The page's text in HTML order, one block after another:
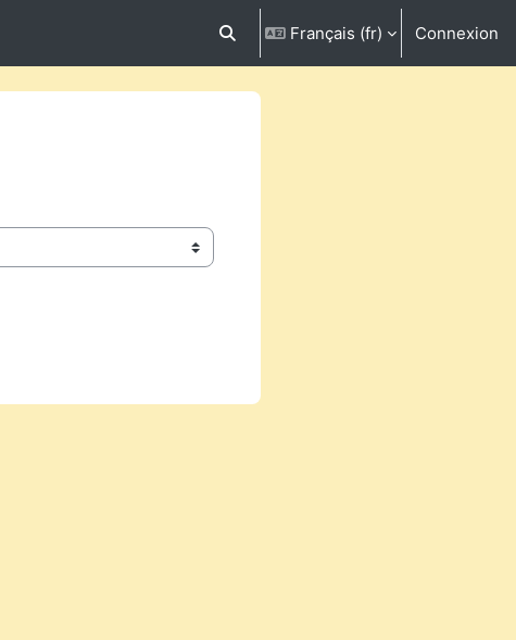
Activer/désactiver la saisie de
Français ‎(fr)‎ Connexion